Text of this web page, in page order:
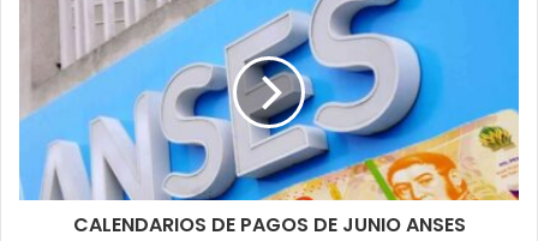
CALENDARIOS DE PAGOS DE JUNIO ANSES